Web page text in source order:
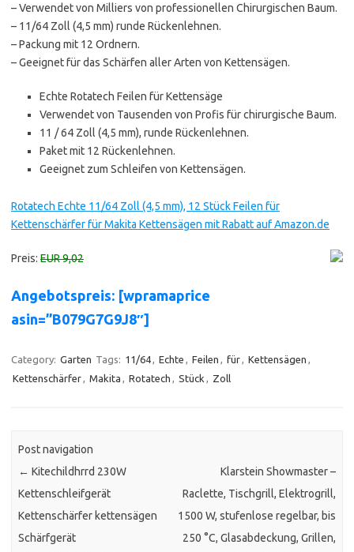
– Verwendet von Milliers von professionellen Chirurgischen Baum.
– 11/64 Zoll (4,5 mm) runde Rückenlehnen.
– Packung mit 12 Ordnern.
– Geeignet für das Schärfen aller Arten von Kettensägen.
Echte Rotatech Feilen für Kettensäge
Verwendet von Tausenden von Profis für chirurgische Baum.
11 / 64 Zoll (4,5 mm), runde Rückenlehnen.
Paket mit 12 Rückenlehnen.
Geeignet zum Schleifen von Kettensägen.
Rotatech Echte 11/64 Zoll (4,5 mm), 12 Stück Feilen für
Kettenschärfer für Makita Kettensägen mit Rabatt auf Amazon.de
Preis: EUR 9,02
Angebotspreis: [wpramaprice
asin=”B079G7G9J8″]
Category: Garten Tags: 11/64, Echte , Feilen , für, Kettensägen ,
Kettenschärfer, Makita , Rotatech , Stück , Zoll
Post navigation
← Kitechildhrrd 230W
Kettenschleifgerät
Kettenschärfer kettensägen
Schärfgerät
Klarstein Showmaster –
Raclette, Tischgrill, Elektrogrill,
1500 W, stufenlose regelbar, bis
250 °C, Glasabdeckung, Grillen,